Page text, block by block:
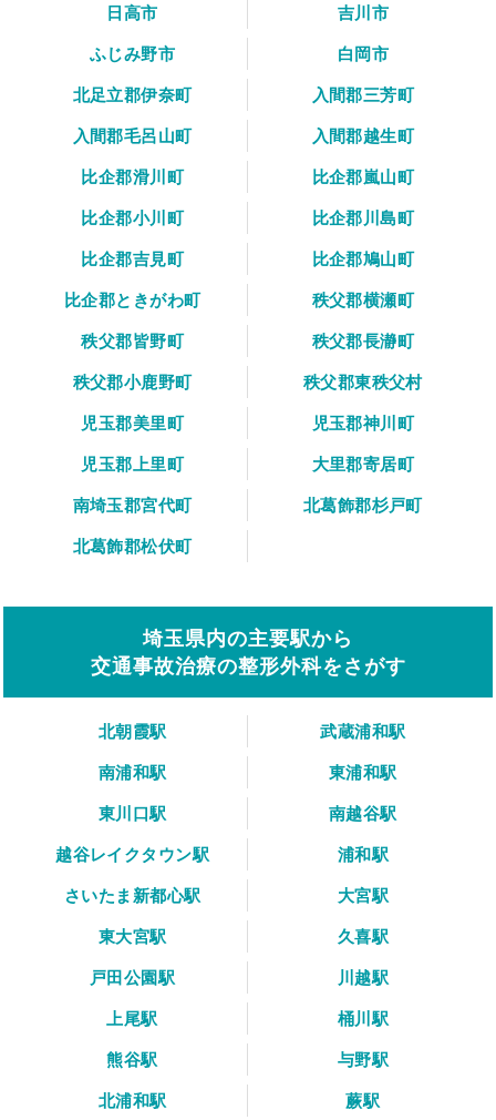
日高市
吉川市
ふじみ野市
白岡市
北足立郡伊奈町
入間郡三芳町
入間郡毛呂山町
入間郡越生町
比企郡滑川町
比企郡嵐山町
比企郡小川町
比企郡川島町
比企郡吉見町
比企郡鳩山町
比企郡ときがわ町
秩父郡横瀬町
秩父郡皆野町
秩父郡長瀞町
秩父郡小鹿野町
秩父郡東秩父村
児玉郡美里町
児玉郡神川町
児玉郡上里町
大里郡寄居町
南埼玉郡宮代町
北葛飾郡杉戸町
北葛飾郡松伏町
埼玉県内の主要駅から
交通事故治療の整形外科をさがす
北朝霞駅
武蔵浦和駅
南浦和駅
東浦和駅
東川口駅
南越谷駅
越谷レイクタウン駅
浦和駅
さいたま新都心駅
大宮駅
東大宮駅
久喜駅
戸田公園駅
川越駅
上尾駅
桶川駅
熊谷駅
与野駅
北浦和駅
蕨駅